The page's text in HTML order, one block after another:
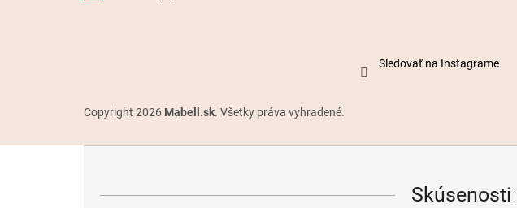
Sledovať na Instagrame
Copyright 2026 Mabell.sk. Všetky práva vyhradené.